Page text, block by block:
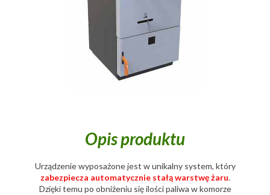
Opis produktu
Urządzenie wyposażone jest w unikalny system, który
zabezpiecza automatycznie stałą warstwę żaru.
Dzięki temu po obniżeniu się ilości paliwa w komorze